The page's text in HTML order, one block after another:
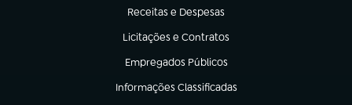
Receitas e Despesas
(abre em nova aba)
Licitações e Contratos
(abre em nova aba)
Empregados Públicos
(abre em nova aba)
Informações Classificadas
(abre em nova aba)